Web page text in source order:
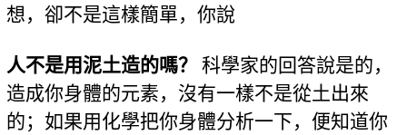
想，卻不是這樣簡單，你說
人不是用泥土造的嗎？ 科學家的回答說是的，
造成你身體的元素，沒有一樣不是從土出來
的；如果用化學把你身體分析一下，便知道你